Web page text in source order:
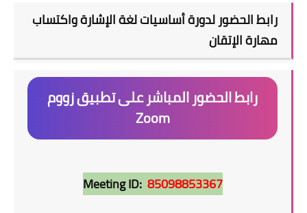
رابطالحضور لدورة أساسيات لغة الإشارة واكتساب
مهارة الإتقان
رابط الحضور المباشر على تطبيق زووم
Zoom
Meeting ID: 85098853367